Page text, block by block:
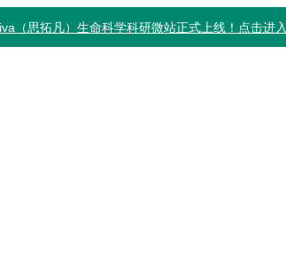
（思拓凡）生命科学科研微站正式上线！点击进入